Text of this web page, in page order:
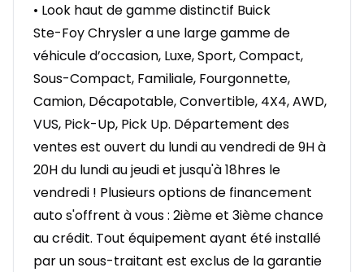
• Look haut de gamme distinctif Buick
Ste-Foy Chrysler a une large gamme de
véhicule d’occasion, Luxe, Sport, Compact,
Sous-Compact, Familiale, Fourgonnette,
Camion, Décapotable, Convertible, 4X4, AWD,
VUS, Pick-Up, Pick Up. Département des
ventes est ouvert du lundi au vendredi de 9H à
20H du lundi au jeudi et jusqu'à 18hres le
vendredi ! Plusieurs options de financement
auto s'offrent à vous : 2ième et 3ième chance
au crédit. Tout équipement ayant été installé
par un sous-traitant est exclus de la garantie